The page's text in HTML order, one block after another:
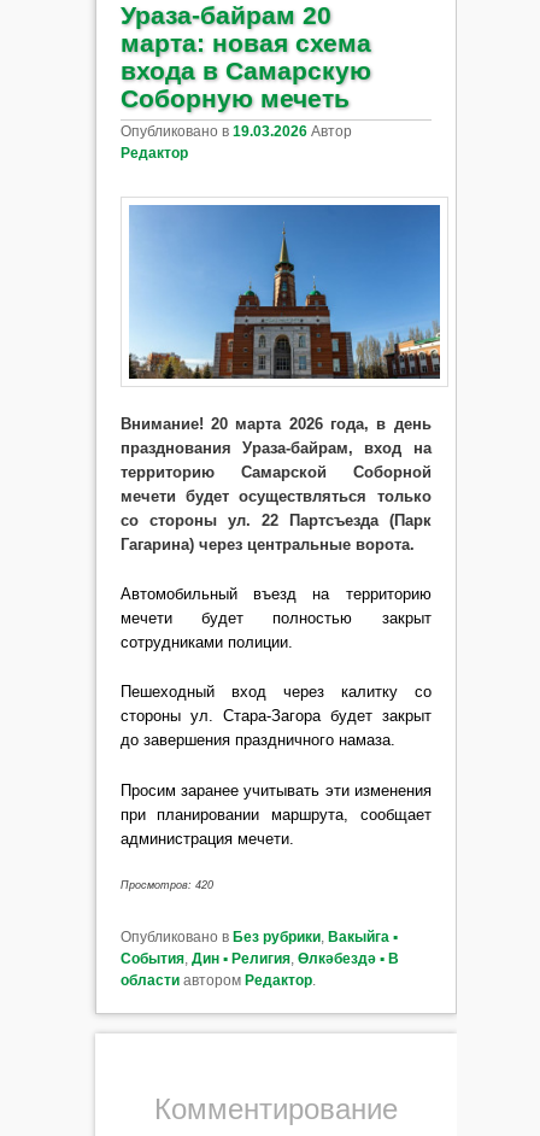
Ураза‑байрам 20
марта: новая схема
входа в Самарскую
Соборную мечеть
Опубликовано в 19.03.2026 Автор
Редактор
Внимание!20 марта 2026 года, в день
празднования Ураза‑байрам, вход на
территорию Самарской Соборной
мечети будет осуществляться только
со стороны ул. 22 Партсъезда (Парк
Гагарина) через центральные ворота.
Автомобильный въезд на территорию
мечети будет полностью закрыт
сотрудниками полиции.
Пешеходный вход через калитку со
стороны ул. Стара-Загора будет закрыт
до завершения праздничного намаза.
Просим заранее учитывать эти изменения
при планировании маршрута, сообщает
администрация мечети.
Просмотров: 420
Опубликовано в Без рубрики, Вакыйга ▪
События, Дин ▪ Религия, Өлкәбездә ▪ В
областиавтором Редактор.
Комментирование